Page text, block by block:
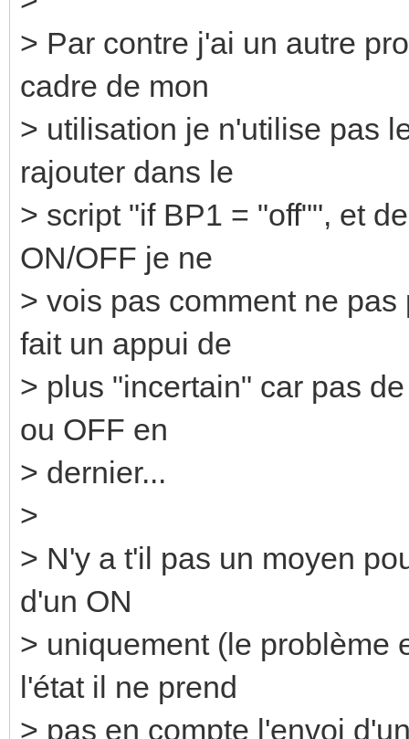
> Par contre j'ai un autre
cadre de mon
> utilisation je n'utilise pas
rajouter dans le
> script "if BP1 = "off"", et
ON/OFF je ne
> vois pas comment ne
fait un appui de
> plus "incertain" car pas
ou OFF en
> dernier...
>
> N'y a t'il pas un moyen
d'un ON
> uniquement (le problème
l'état il ne prend
> pas en compte l'envoi